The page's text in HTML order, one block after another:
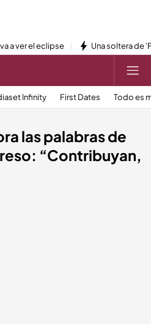
a ver el eclipse Una soltera de
Infinity First Dates Todo es
las palabras de
“Contribuyan,